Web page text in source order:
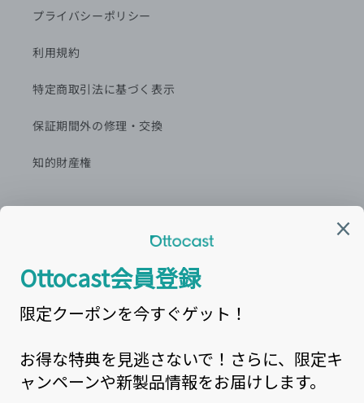
プライバシーポリシー
利用規約
特定商取引法に基づく表示
保証期間外の修理・交換
知的財産権
最新情報をLINEで配信中！
電話番号: 03-6899-5900